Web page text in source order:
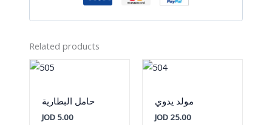
Related products
حامل البطارية
JOD5.00
مولد يدوي
JOD 25.00